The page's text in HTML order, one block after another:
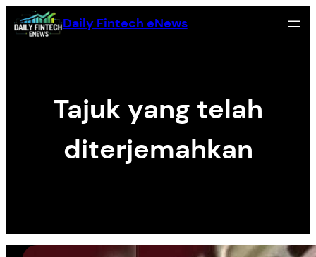
Skip
to
Daily Fintech eNews
Tajuk yang telah
diterjemahkan